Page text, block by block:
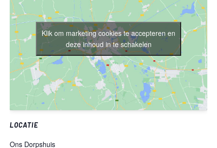
LOCATIE
Ons Dorpshuis
Klik om marketing cookies te accepteren en
deze inhoud in te schakelen